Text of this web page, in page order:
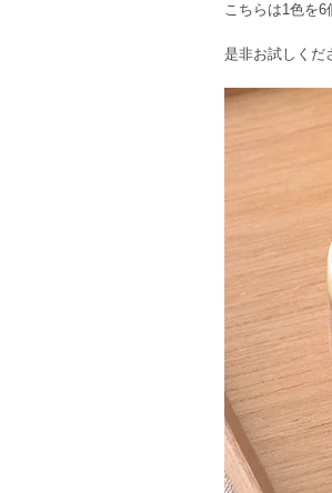
こちらは1色を6
是非お試しくだ